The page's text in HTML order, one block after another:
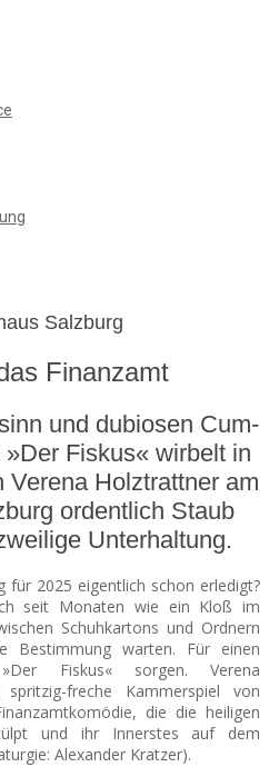
Salzburg
Finanzamt
und dubiosen Cum-
Fiskus« wirbelt in
Verena Holztrattner am
ordentlich Staub
Unterhaltung.
für 2025 eigentlich schon erledigt?
seit Monaten wie ein Kloß im
Schuhkartons und Ordnern
Bestimmung warten. Für einen
Fiskus« sorgen. Verena
freche Kammerspiel von
die die heiligen
und ihr Innerstes auf dem
Alexander Kratzer).